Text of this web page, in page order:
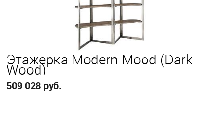
Этажерка Modern Mood (Dark
Wood)
509 028 руб.